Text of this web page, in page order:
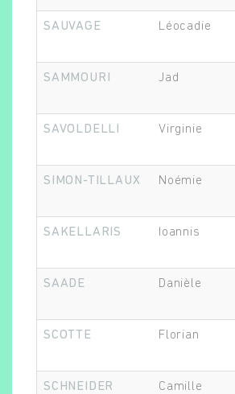
SAUVAGE Léocadie
SAMMOURI Jad
SAVOLDELLI Virginie
SIMON-TILLAUX Noémie
SAKELLARIS Ioannis
SAADE Danièle
SCOTTE Florian
SCHNEIDER Camille